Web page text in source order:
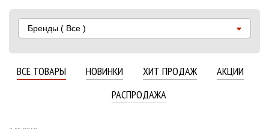
Бренды ( Все )
ВСЕ ТОВАРЫ НОВИНКИ ХИТ ПРОДАЖ
АКЦИИ
РАСПРОДАЖА